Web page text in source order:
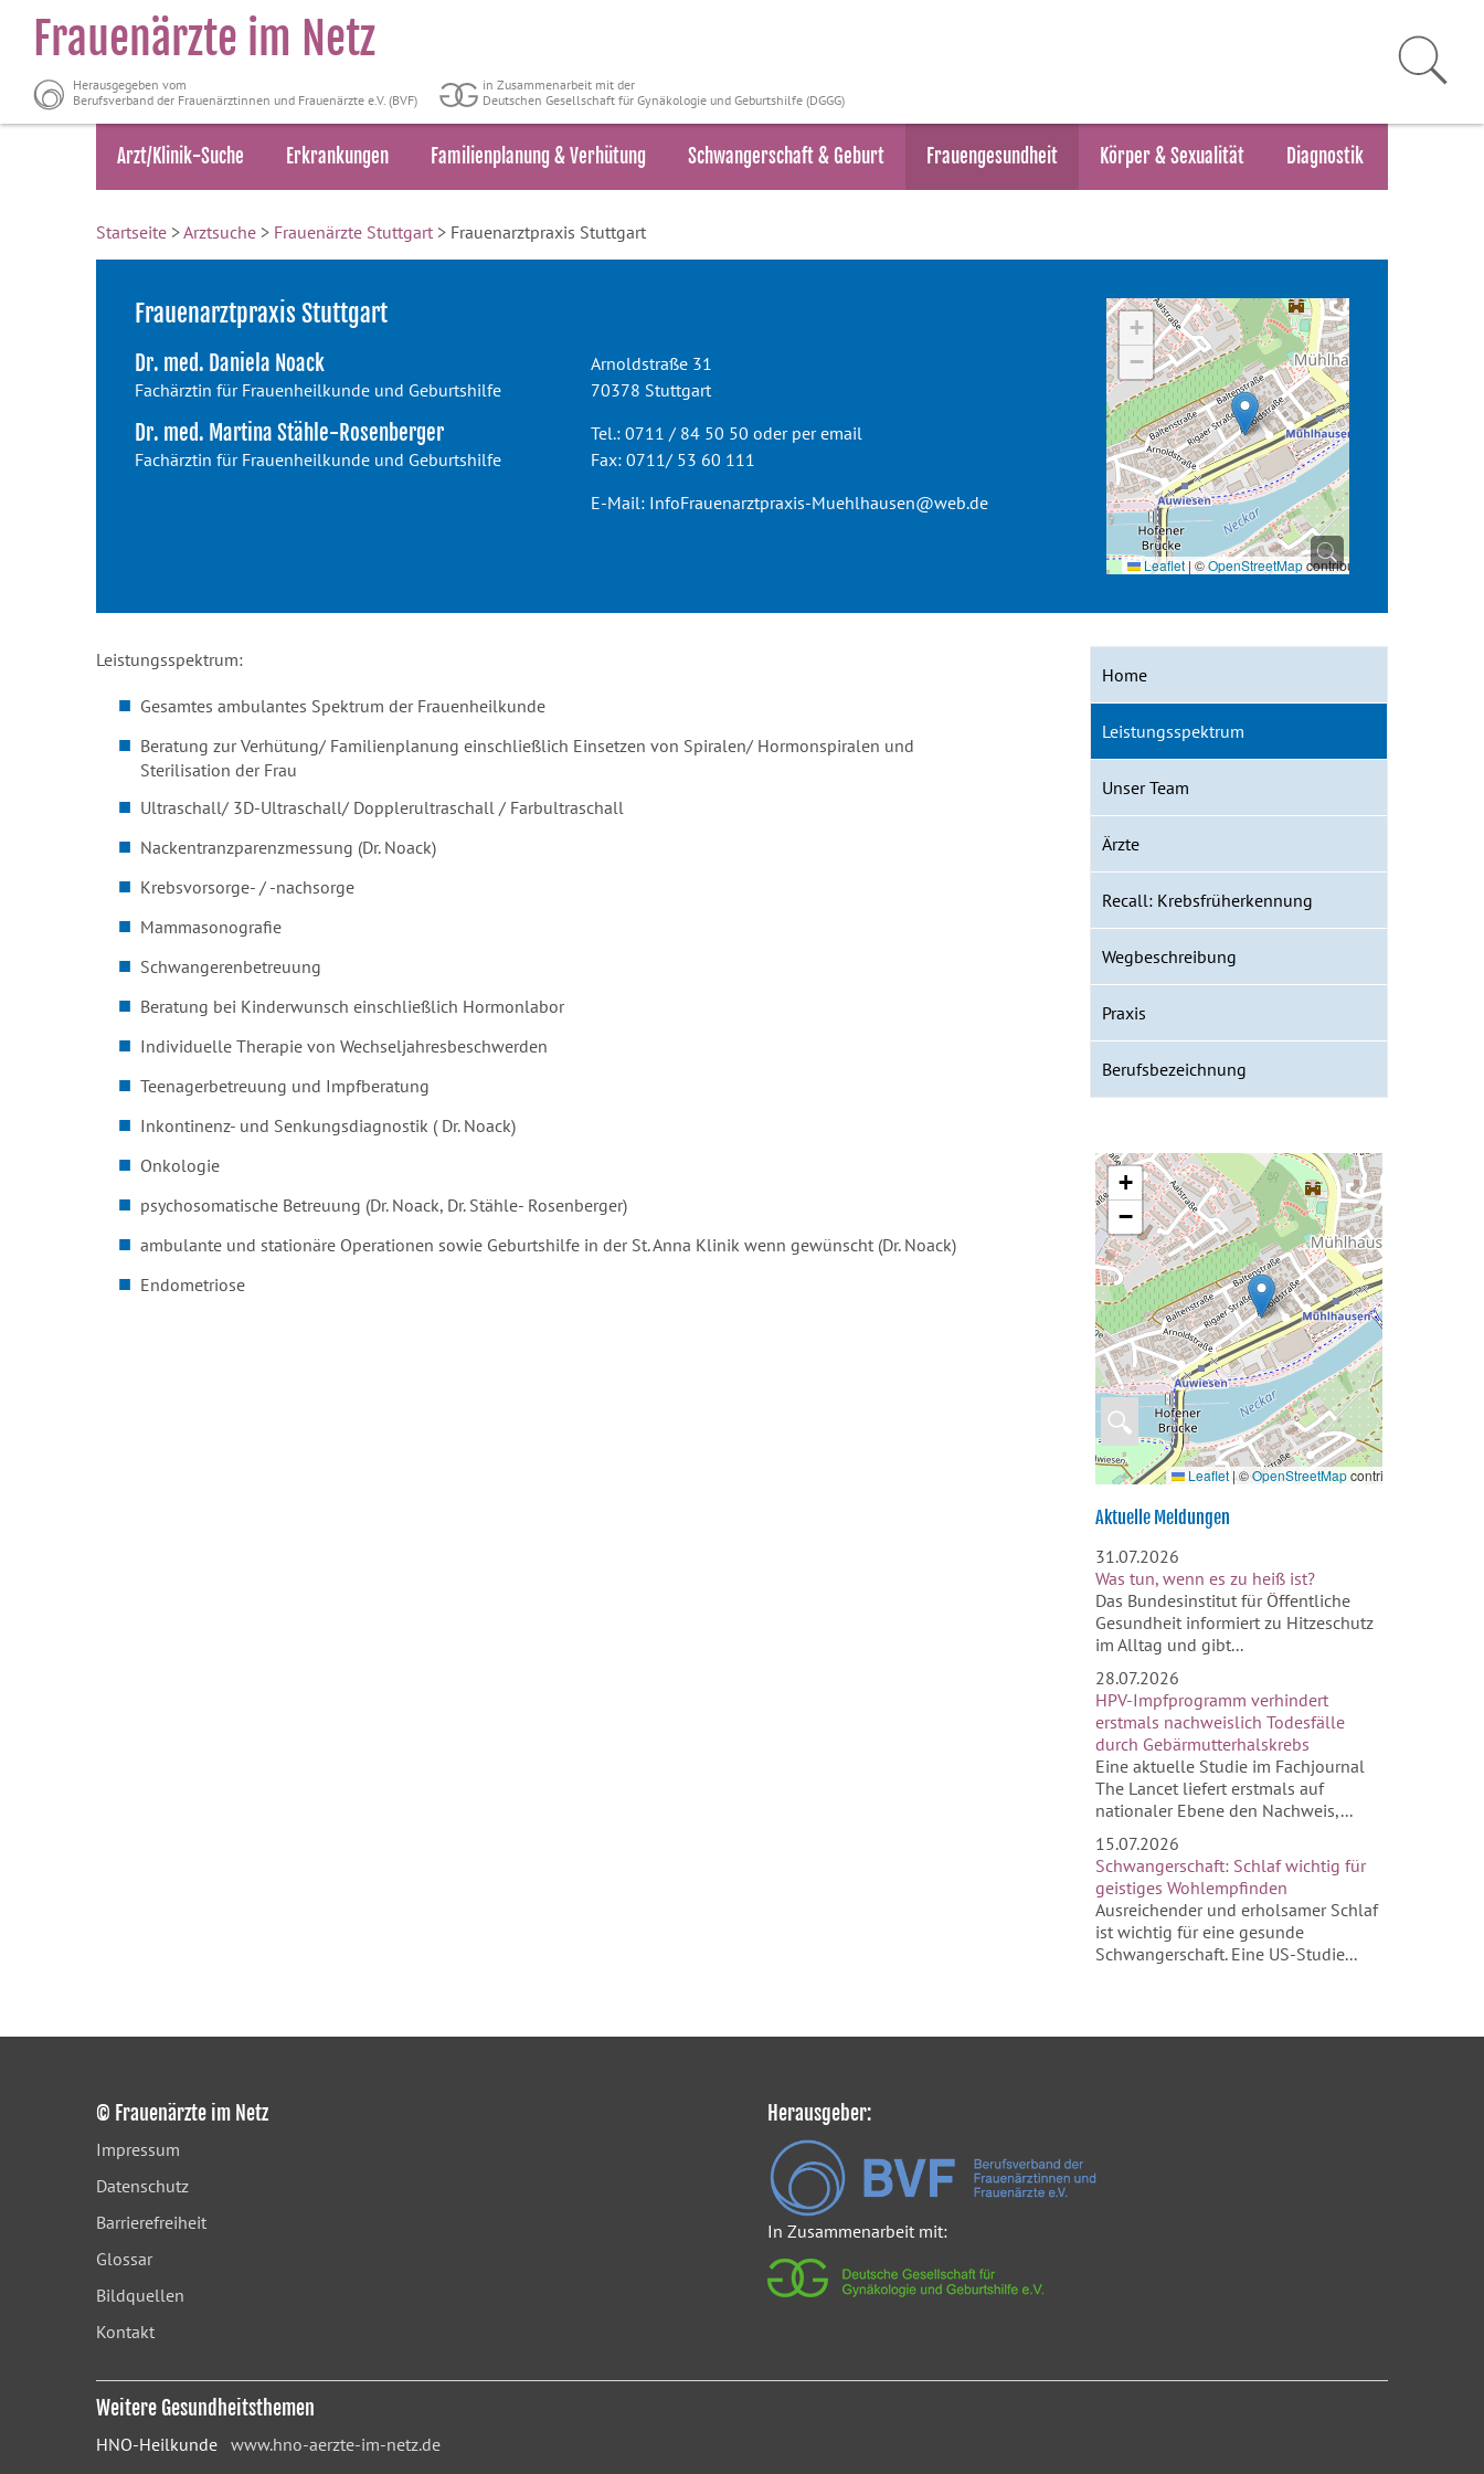
Frauenärzte im Netz
Herausgegeben vom
Berufsverband der Frauenärztinnen und Frauenärzte e.V. (BVF)
in Zusammenarbeit mit der
Deutschen Gesellschaft für Gynäkologie und Geburtshilfe (DGGG)
Arzt/Klinik-Suche Erkrankungen Familienplanung & Verhütung Schwangerschaft & Geburt Frauengesundheit Körper & Sexualität Diagnostik
Startseite >Arztsuche > Frauenärzte Stuttgart > Frauenarztpraxis Stuttgart
Frauenarztpraxis Stuttgart
Dr. med. Daniela Noack
Fachärztin für Frauenheilkunde und Geburtshilfe
Dr. med. Martina Stähle-Rosenberger
Fachärztin für Frauenheilkunde und Geburtshilfe
Arnoldstraße 31
70378 Stuttgart
Tel.: 0711 / 84 50 50 oder per email
Fax: 0711/ 53 60 111
E-Mail: InfoFrauenarztpraxis-Muehlhausen@web.de
+
−
Leaflet | ©OpenStreetMapcontributors
Leistungsspektrum:
Gesamtes ambulantes Spektrum der Frauenheilkunde
Beratung zur Verhütung/ Familienplanung einschließlich Einsetzen von Spiralen/ Hormonspiralen und
Sterilisation der Frau
Ultraschall/ 3D-Ultraschall/ Dopplerultraschall / Farbultraschall
Nackentranzparenzmessung (Dr. Noack)
Krebsvorsorge- / -nachsorge
Mammasonografie
Schwangerenbetreuung
Beratung bei Kinderwunsch einschließlich Hormonlabor
Individuelle Therapie von Wechseljahresbeschwerden
Teenagerbetreuung und Impfberatung
Inkontinenz- und Senkungsdiagnostik ( Dr. Noack)
Onkologie
psychosomatische Betreuung (Dr. Noack, Dr. Stähle- Rosenberger)
ambulante und stationäre Operationen sowie Geburtshilfe in der St. Anna Klinik wenn gewünscht (Dr. Noack)
Endometriose
Home
Leistungsspektrum
Unser Team
Ärzte
Recall: Krebsfrüherkennung
Wegbeschreibung
Praxis
Berufsbezeichnung
🔍
+
−
Leaflet|©OpenStreetMapcontributors
Aktuelle Meldungen
31.07.2026
Was tun, wenn es zu heiß ist?
Das Bundesinstitut für Öffentliche
Gesundheit informiert zu Hitzeschutz
im Alltag und gibt...
28.07.2026
HPV-Impfprogramm verhindert
erstmals nachweislich Todesfälle
durch Gebärmutterhalskrebs
Eine aktuelle Studie im Fachjournal
The Lancet liefert erstmals auf
nationaler Ebene den Nachweis,...
15.07.2026
Schwangerschaft: Schlaf wichtig für
geistiges Wohlempfinden
Ausreichender und erholsamer Schlaf
ist wichtig für eine gesunde
Schwangerschaft. Eine US-Studie...
© Frauenärzte im Netz
Impressum
Datenschutz
Barrierefreiheit
Glossar
Bildquellen
Kontakt
Herausgeber:
In Zusammenarbeit mit:
Weitere Gesundheitsthemen
HNO-Heilkunde www.hno-aerzte-im-netz.de